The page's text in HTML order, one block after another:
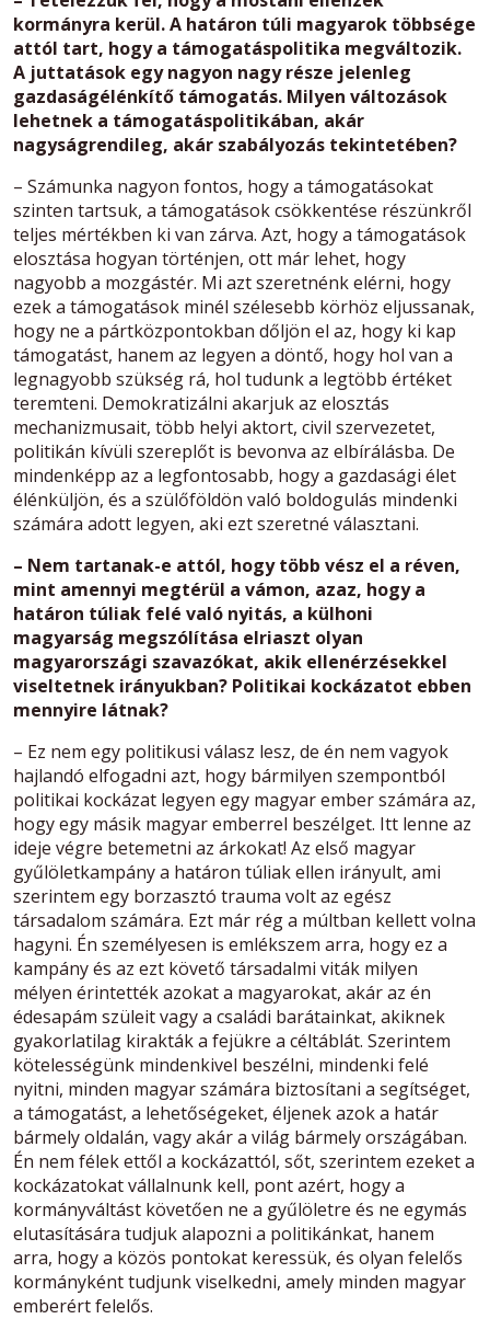
kormányra kerül. A határon túli magyarok többsége
attól tart, hogy a támogatáspolitika megváltozik.
A juttatások egy nagyon nagy része jelenleg
gazdaságélénkítő támogatás. Milyen változások
lehetnek a támogatáspolitikában, akár
nagyságrendileg, akár szabályozás tekintetében?
– Számunka nagyon fontos, hogy a támogatásokat
szinten tartsuk, a támogatások csökkentése részünkről
teljes mértékben ki van zárva. Azt, hogy a támogatások
elosztása hogyan történjen, ott már lehet, hogy
nagyobb a mozgástér. Mi azt szeretnénk elérni, hogy
ezek a támogatások minél szélesebb körhöz eljussanak,
hogy ne a pártközpontokban dőljön el az, hogy ki kap
támogatást, hanem az legyen a döntő, hogy hol van a
legnagyobb szükség rá, hol tudunk a legtöbb értéket
teremteni. Demokratizálni akarjuk az elosztás
mechanizmusait, több helyi aktort, civil szervezetet,
politikán kívüli szereplőt is bevonva az elbírálásba. De
mindenképp az a legfontosabb, hogy a gazdasági élet
élénküljön, és a szülőföldön való boldogulás mindenki
számára adott legyen, aki ezt szeretné választani.
– Nem tartanak-e attól, hogy több vész el a réven,
mint amennyi megtérül a vámon, azaz, hogy a
határon túliak felé való nyitás, a külhoni
magyarság megszólítása elriaszt olyan
magyarországi szavazókat, akik ellenérzésekkel
viseltetnek irányukban? Politikai kockázatot ebben
mennyire látnak?
– Ez nem egy politikusi válasz lesz, de én nem vagyok
hajlandó elfogadni azt, hogy bármilyen szempontból
politikai kockázat legyen egy magyar ember számára az,
hogy egy másik magyar emberrel beszélget. Itt lenne az
ideje végre betemetni az árkokat! Az első magyar
gyűlöletkampány a határon túliak ellen irányult, ami
szerintem egy borzasztó trauma volt az egész
társadalom számára. Ezt már rég a múltban kellett volna
hagyni. Én személyesen is emlékszem arra, hogy ez a
kampány és az ezt követő társadalmi viták milyen
mélyen érintették azokat a magyarokat, akár az én
édesapám szüleit vagy a családi barátainkat, akiknek
gyakorlatilag kirakták a fejükre a céltáblát. Szerintem
kötelességünk mindenkivel beszélni, mindenki felé
nyitni, minden magyar számára biztosítani a segítséget,
a támogatást, a lehetőségeket, éljenek azok a határ
bármely oldalán, vagy akár a világ bármely országában.
Én nem félek ettől a kockázattól, sőt, szerintem ezeket a
kockázatokat vállalnunk kell, pont azért, hogy a
kormányváltást követően ne a gyűlöletre és ne egymás
elutasítására tudjuk alapozni a politikánkat, hanem
arra, hogy a közös pontokat keressük, és olyan felelős
kormányként tudjunk viselkedni, amely minden magyar
emberért felelős.